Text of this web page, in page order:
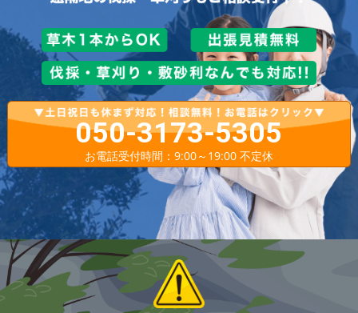
050-3173-5305
お電話受付時間：9:00～19:00 不定休